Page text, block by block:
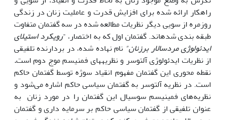
راهکار ارائه شده برای افزایش قدرت و عاملیت زنان در زندگی
روزمره از سویی دیگر نظریات مطالعه شده در سه گفتمان متفاوت
طبقه بندی شده­اند. گفتمان اول که به اختصار، "رویکرد استیلای
ایدئولوژی مردسالار برزنان" نام نهاده شده، در بردارنده تلفیقی
از نظریات ایدئولوژی آلتوسر و نظریه­های فمنیسم موج دوم است.
نقطه محوری این گفتمان مفهوم انقیاد سوژه توسط گفتمان حاکم
است. در نظریه آلتوسر به گفتمان سیاسی حاکم اشاره می‌شود و
نظریه‌های فمینیسم سوسیال این گفتمان را در مورد زنان به
عنوان تلفیقی از گفتمان سیاسی حاکم بر سرمایه داری و گفتمان